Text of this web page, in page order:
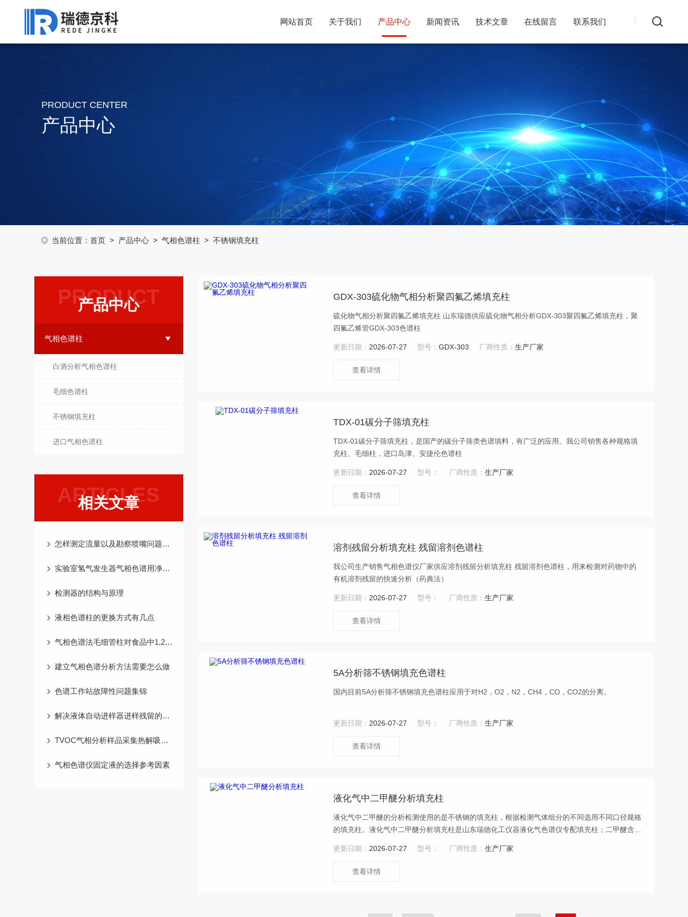
网站首页 关于我们 产品中心 新闻资讯 技术文章 在线留言 联系我们
PRODUCT CENTER
产品中心
当前位置：首页 > 产品中心 >气相色谱柱 > 不锈钢填充柱
PRODUCT
产品中心
气相色谱柱
白酒分析气相色谱柱
毛细色谱柱
不锈钢填充柱
进口气相色谱柱
ARTICLES
相关文章
怎样测定流量以及勘察喷嘴问题呢？
实验室氢气发生器气相色谱用净化方式
检测器的结构与原理
液相色谱柱的更换方式有几点
气相色谱法毛细管柱对食品中1,2-丙二醇的测定
建立气相色谱分析方法需要怎么做
色谱工作站故障性问题集锦
解决液体自动进样器进样残留的问题
TVOC气相分析样品采集热解吸处理
气相色谱仪固定液的选择参考因素
GDX-303硫化物气相分析聚四氟乙烯填充柱
硫化物气相分析聚四氟乙烯填充柱 山东瑞德供应硫化物气相分析GDX-303聚四氟乙烯填充柱，聚
四氟乙烯管GDX-303色谱柱
更新日期： 2026-07-27 型号：GDX-303 厂商性质：生产厂家
查看详情
TDX-01碳分子筛填充柱
TDX-01碳分子筛填充柱，是国产的碳分子筛类色谱填料，有广泛的应用。我公司销售各种规格填
充柱、毛细柱，进口岛津、安捷伦色谱柱
更新日期： 2026-07-27 型号： 厂商性质：生产厂家
查看详情
溶剂残留分析填充柱 残留溶剂色谱柱
我公司生产销售气相色谱仪厂家供应溶剂残留分析填充柱 残留溶剂色谱柱，用来检测对药物中的
有机溶剂残留的快速分析（药典法）
更新日期： 2026-07-27 型号： 厂商性质：生产厂家
查看详情
5A分析筛不锈钢填充色谱柱
国内目前5A分析筛不锈钢填充色谱柱应用于对H2，O2，N2，CH4，CO，CO2的分离。
更新日期： 2026-07-27 型号： 厂商性质：生产厂家
查看详情
液化气中二甲醚分析填充柱
液化气中二甲醚的分析检测使用的是不锈钢的填充柱，根据检测气体组分的不同选用不同口径规格
的填充柱。液化气中二甲醚分析填充柱是山东瑞德化工仪器液化气色谱仪专配填充柱；二甲醚含量
更新日期： 2026-07-27 型号： 厂商性质：生产厂家
查看详情